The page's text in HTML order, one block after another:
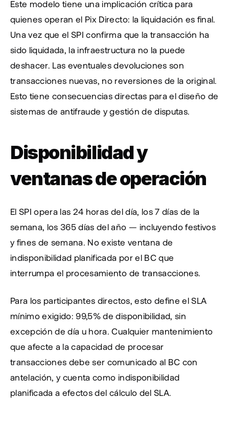
Este modelo tiene una implicación crítica para
quienes operan el Pix Directo: la liquidación es final.
Una vez que el SPI confirma que la transacción ha
sido liquidada, la infraestructura no la puede
deshacer. Las eventuales devoluciones son
transacciones nuevas, no reversiones de la original.
Esto tiene consecuencias directas para el diseño de
sistemas de antifraude y gestión de disputas.
Disponibilidad y
ventanas de operación
El SPI opera las 24 horas del día, los 7 días de la
semana, los 365 días del año — incluyendo festivos
y fines de semana. No existe ventana de
indisponibilidad planificada por el BC que
interrumpa el procesamiento de transacciones.
Para los participantes directos, esto define el SLA
mínimo exigido: 99,5% de disponibilidad, sin
excepción de día u hora. Cualquier mantenimiento
que afecte a la capacidad de procesar
transacciones debe ser comunicado al BC con
antelación, y cuenta como indisponibilidad
planificada a efectos del cálculo del SLA.